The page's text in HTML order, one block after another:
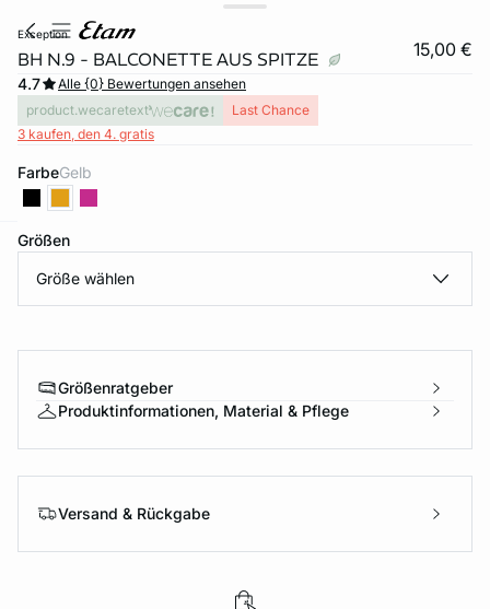
exception
BH N.9 - BALCONETTE AUS SPITZE 15,00 €
4.7
Alle {0} Bewertungen ansehen
product.wecaretext
Last Chance
3 kaufen, den 4. gratis
Farbe gelb
Größen
Größe wählen
Größenratgeber
Produktinformationen, Material & Pflege
Versand & Rückgabe